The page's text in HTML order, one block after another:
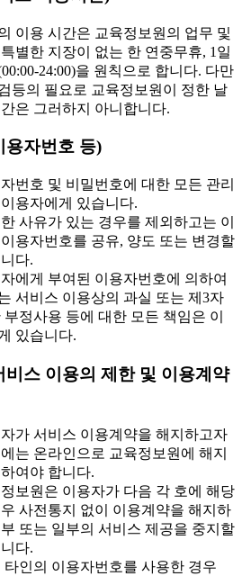
이용 시간은 교육정보원의 업무 및
별한 지장이 없는 한 연중무휴, 1일
24:00)을 원칙으로 합니다. 다만
등의 필요로 교육정보원이 정한 날
은 그러하지 아니합니다.
용자번호 등)
번호 및 비밀번호에 대한 모든 관리
용자에게 있습니다.
사유가 있는 경우를 제외하고는 이
용자번호를 공유, 양도 또는 변경할
다.
에게 부여된 이용자번호에 의하여
서비스 이용상의 과실 또는 제3자
부정사용 등에 대한 모든 책임은 이
있습니다.
비스 이용의 제한 및 이용계약
가 서비스 이용계약을 해지하고자
는 온라인으로 교육정보원에 해지
여야 합니다.
보원은 이용자가 다음 각 호에 해당
사전통지 없이 이용계약을 해지하
또는 일부의 서비스 제공을 중지할
다.
타인의 이용자번호를 사용한 경우